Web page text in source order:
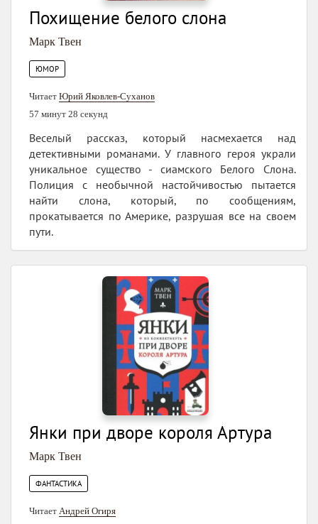
Похищение белого слона
Марк Твен
ЮМОР
Читает Юрий Яковлев-Суханов
57 минут 28 секунд
Веселый рассказ, который насмехается над
детективными романами. У главного героя украли
уникальное существо - сиамского Белого Слона.
Полиция с необычной настойчивостью пытается
найти слона, который, по сообщениям,
прокатывается по Америке, разрушая все на своем
пути.
Янки при дворе короля Артура
Марк Твен
ФАНТАСТИКА
Читает Андрей Огиря